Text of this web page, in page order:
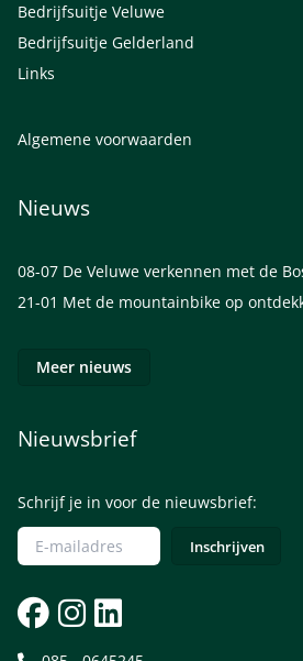
Bedrijfsuitje Veluwe
Bedrijfsuitje Gelderland
Links
Algemene voorwaarden
Nieuws
08-07 De Veluwe verkennen met de
21-01 Met de mountainbike op
Meer nieuws
Nieuwsbrief
Schrijf je in voor de nieuwsbrief: